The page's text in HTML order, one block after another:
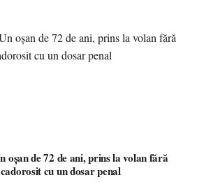
de 72 de ani, prins la volan fără
cu un dosar penal